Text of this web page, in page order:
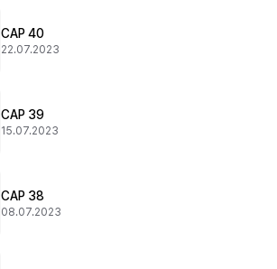
CAP 40
22.07.2023
CAP 39
15.07.2023
CAP 38
08.07.2023